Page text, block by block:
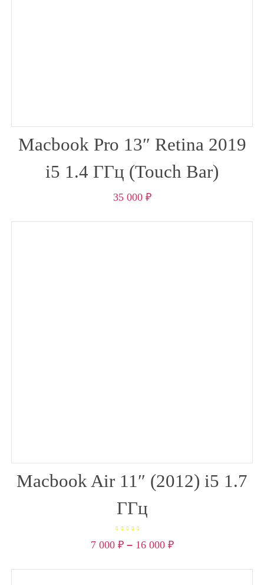
Macbook Pro 13″ Retina 2019
i5 1.4 ГГц (Touch Bar)
35 000 ₽
Macbook Air 11″ (2012) i5 1.7
ГГц
5.00
из
5
7 000 ₽– 16 000 ₽